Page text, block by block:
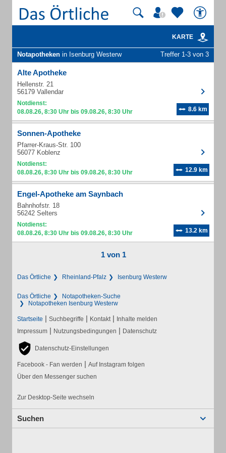
KARTE
Notapotheken in Isenburg Westerw Treffer 1-3 von 3
Alte Apotheke
Hellenstr. 21
56179 Vallendar
Notdienst:
08.08.26, 8:30 Uhr bis 09.08.26, 8:30 Uhr
8.6 km
Sonnen-Apotheke
Pfarrer-Kraus-Str. 100
56077 Koblenz
Notdienst:
08.08.26, 8:30 Uhr bis 09.08.26, 8:30 Uhr
12.9 km
Engel-Apotheke am Saynbach
Bahnhofstr. 18
56242 Selters
Notdienst:
08.08.26, 8:30 Uhr bis 09.08.26, 8:30 Uhr
13.2 km
1 von 1
Das Örtliche Rheinland-Pfalz Isenburg Westerw
Das Örtliche
Notapotheken-Suche
Notapotheken Isenburg Westerw
Startseite | Suchbegriffe | Kontakt | Inhalte melden
Impressum | Nutzungsbedingungen | Datenschutz
Datenschutz-Einstellungen
Facebook - Fan werden | Auf Instagram folgen
Über den Messenger suchen
Zur Desktop-Seite wechseln
Suchen